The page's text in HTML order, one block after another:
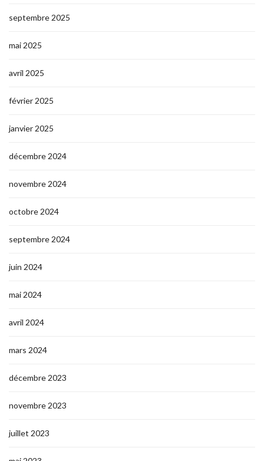
septembre 2025
mai 2025
avril 2025
février 2025
janvier 2025
décembre 2024
novembre 2024
octobre 2024
septembre 2024
juin 2024
mai 2024
avril 2024
mars 2024
décembre 2023
novembre 2023
juillet 2023